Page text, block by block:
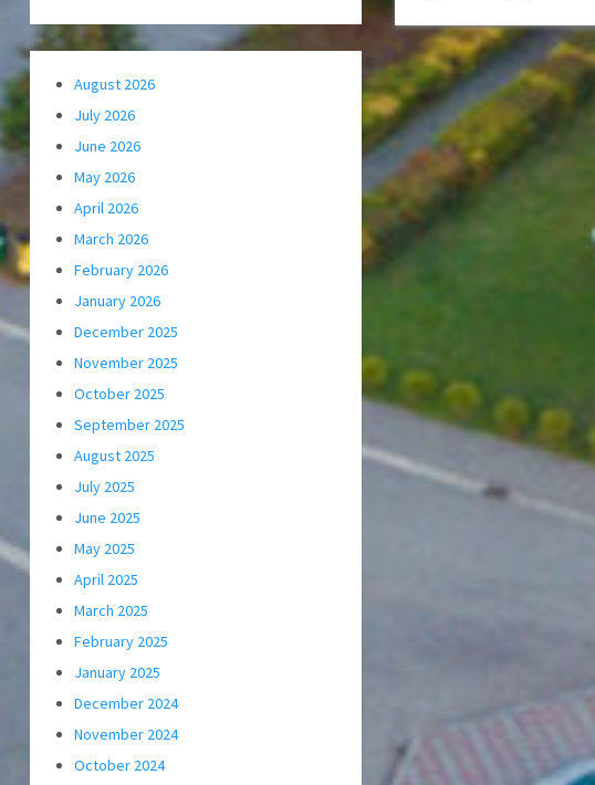
August 2026
July 2026
June 2026
May 2026
April 2026
March 2026
February 2026
January 2026
December 2025
November 2025
October 2025
September 2025
August 2025
July 2025
June 2025
May 2025
April 2025
March 2025
February 2025
January 2025
December 2024
November 2024
October 2024